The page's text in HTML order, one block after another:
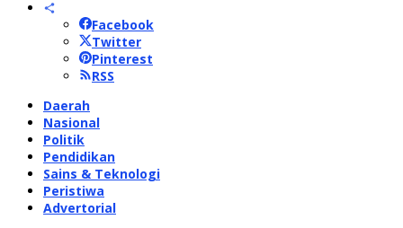
Facebook
Twitter
Pinterest
RSS
Daerah
Nasional
Politik
Pendidikan
Sains & Teknologi
Peristiwa
Advertorial